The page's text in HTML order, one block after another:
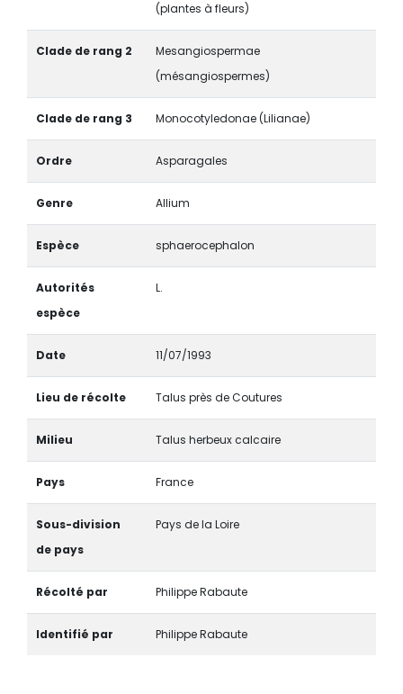
(plantes à fleurs)
Clade de rang 2
Mesangiospermae
(mésangiospermes)
Clade de rang 3 Monocotyledonae (Lilianae)
Ordre Asparagales
Genre Allium
Espèce sphaerocephalon
Autorités
espèce
L.
Date 11/07/1993
Lieu de récolte Talus près de Coutures
Milieu Talus herbeux calcaire
Pays France
Sous-division
de pays
Pays de la Loire
Récolté par Philippe Rabaute
Identifié par Philippe Rabaute